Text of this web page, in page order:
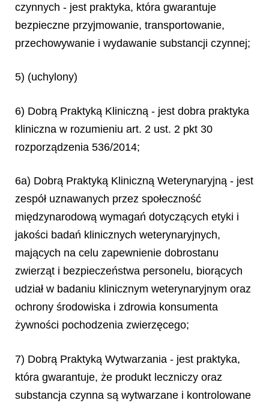
czynnych - jest praktyka, która gwarantuje
bezpieczne przyjmowanie, transportowanie,
przechowywanie i wydawanie substancji czynnej;
5) (uchylony)
6) Dobrą Praktyką Kliniczną - jest dobra praktyka
kliniczna w rozumieniu art. 2 ust. 2 pkt 30
rozporządzenia 536/2014;
6a) Dobrą Praktyką Kliniczną Weterynaryjną - jest
zespół uznawanych przez społeczność
międzynarodową wymagań dotyczących etyki i
jakości badań klinicznych weterynaryjnych,
mających na celu zapewnienie dobrostanu
zwierząt i bezpieczeństwa personelu, biorących
udział w badaniu klinicznym weterynaryjnym oraz
ochrony środowiska i zdrowia konsumenta
żywności pochodzenia zwierzęcego;
7) Dobrą Praktyką Wytwarzania - jest praktyka,
która gwarantuje, że produkt leczniczy oraz
substancja czynna są wytwarzane i kontrolowane